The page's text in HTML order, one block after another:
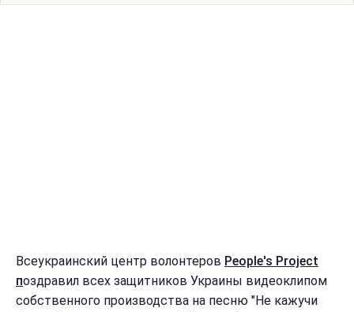
Всеукраинский центр волонтеров People's Project
поздравил всех защитников Украины видеоклипом
собственного производства на песню "Не кажучи